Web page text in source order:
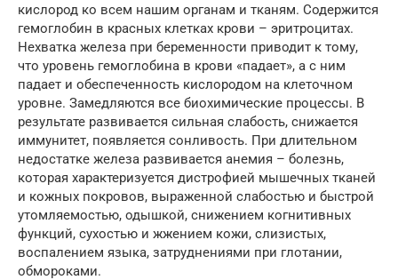
кислород ко всем нашим органам и тканям. Содержится
гемоглобин в красных клетках крови – эритроцитах.
Нехватка железа при беременности приводит к тому,
что уровень гемоглобина в крови «падает», а с ним
падает и обеспеченность кислородом на клеточном
уровне. Замедляются все биохимические процессы. В
результате развивается сильная слабость, снижается
иммунитет, появляется сонливость. При длительном
недостатке железа развивается анемия – болезнь,
которая характеризуется дистрофией мышечных тканей
и кожных покровов, выраженной слабостью и быстрой
утомляемостью, одышкой, снижением когнитивных
функций, сухостью и жжением кожи, слизистых,
воспалением языка, затруднениями при глотании,
обмороками.